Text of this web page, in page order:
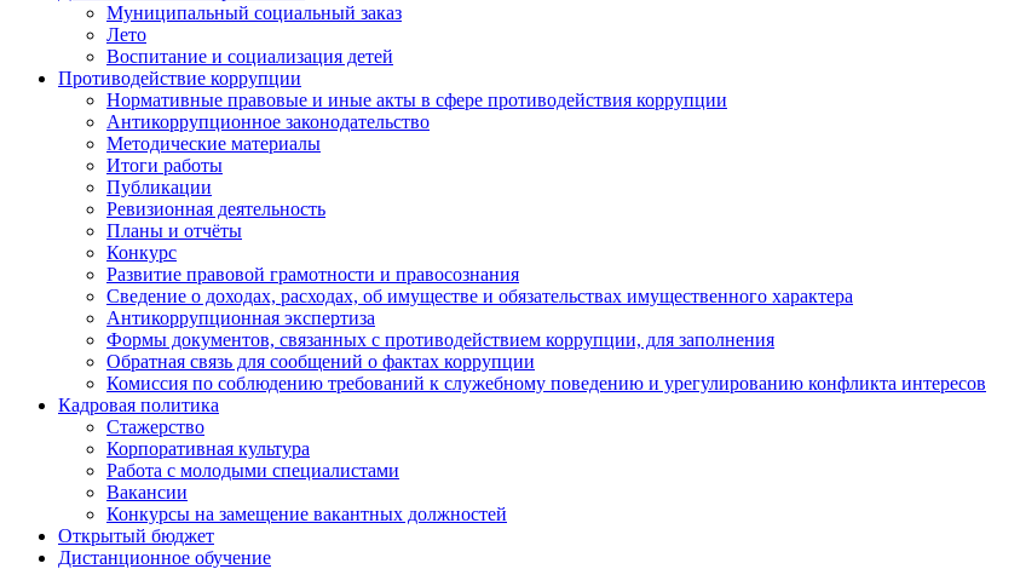
Муниципальный социальный заказ
Лето
Воспитание и социализация детей
Противодействие коррупции
Нормативные правовые и иные акты в сфере противодействия коррупции
Антикоррупционное законодательство
Методические материалы
Итоги работы
Публикации
Ревизионная деятельность
Планы и отчёты
Конкурс
Развитие правовой грамотности и правосознания
Сведение о доходах, расходах, об имуществе и обязательствах имущественного характера
Антикоррупционная экспертиза
Формы документов, связанных с противодействием коррупции, для заполнения
Обратная связь для сообщений о фактах коррупции
Комиссия по соблюдению требований к служебному поведению и урегулированию конфликта интересов
Кадровая политика
Стажерство
Корпоративная культура
Работа с молодыми специалистами
Вакансии
Конкурсы на замещение вакантных должностей
Открытый бюджет
Дистанционное обучение